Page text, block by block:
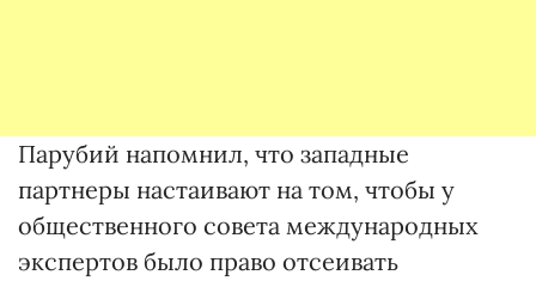
Парубий напомнил, что западные
партнеры настаивают на том, чтобы у
общественного совета международных
экспертов было право отсеивать